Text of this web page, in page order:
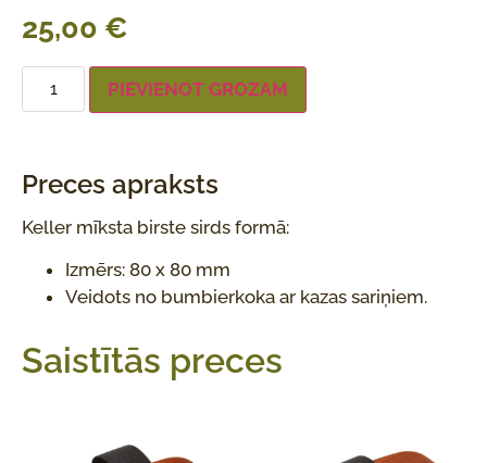
25,00 €
PIEVIENOT GROZAM
Preces apraksts
Keller mīksta birste sirds formā:
Izmērs: 80 x 80 mm
Veidots no bumbierkoka ar kazas sariņiem.
Saistītās preces